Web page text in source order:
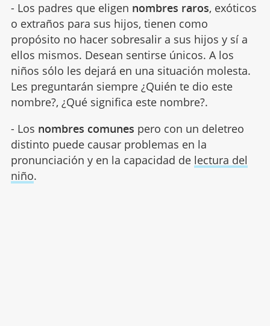
- Los padres que eligen nombres raros, exóticos
o extraños para sus hijos, tienen como
propósito no hacer sobresalir a sus hijos y sí a
ellos mismos. Desean sentirse únicos. A los
niños sólo les dejará en una situación molesta.
Les preguntarán siempre ¿Quién te dio este
nombre?, ¿Qué significa este nombre?.
- Los nombres comunes pero con un deletreo
distinto puede causar problemas en la
pronunciación y en la capacidad de lectura del
niño.